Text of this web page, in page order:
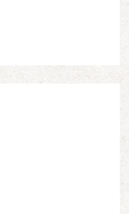
hispaniques. Elle
des